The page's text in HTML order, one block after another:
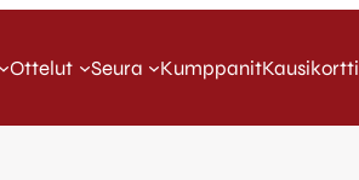
Ottelut Seura KumppanitKausikortti